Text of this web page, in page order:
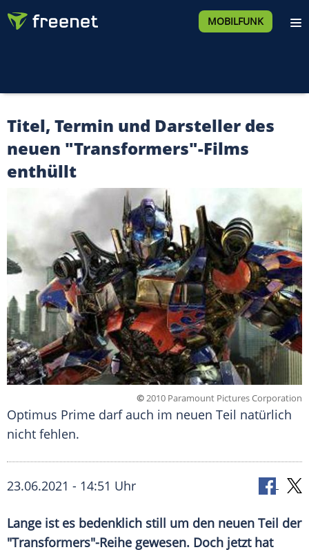
MOBILFUNK
Titel, Termin und Darsteller des
neuen "Transformers"-Films
enthüllt
©2010 Paramount Pictures Corporation
Optimus Prime darf auch im neuen Teil natürlich
nicht fehlen.
23.06.2021 - 14:51 Uhr
Lange ist es bedenklich still um den neuen Teil der
"Transformers"-Reihe gewesen. Doch jetzt hat